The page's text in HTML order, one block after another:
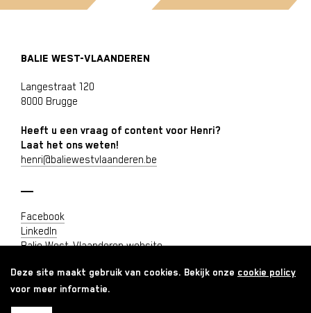
BALIE WEST-VLAANDEREN
Langestraat 120
8000 Brugge
Heeft u een vraag of content voor Henri?
Laat het ons weten!
henri@baliewestvlaanderen.be
Facebook
LinkedIn
Balie West-Vlaanderen website
Cookie policy
Vacature of opleiding publiceren
Deze site maakt gebruik van cookies. Bekijk onze cookie policy
voor meer informatie.